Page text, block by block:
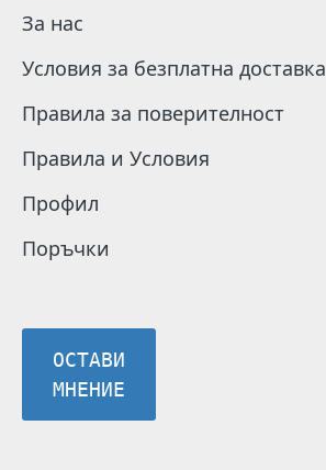
За нас
Условия за безплатна доставка
Правила за поверителност
Правила и Условия
Профил
Поръчки
ОСТАВИ
МНЕНИЕ